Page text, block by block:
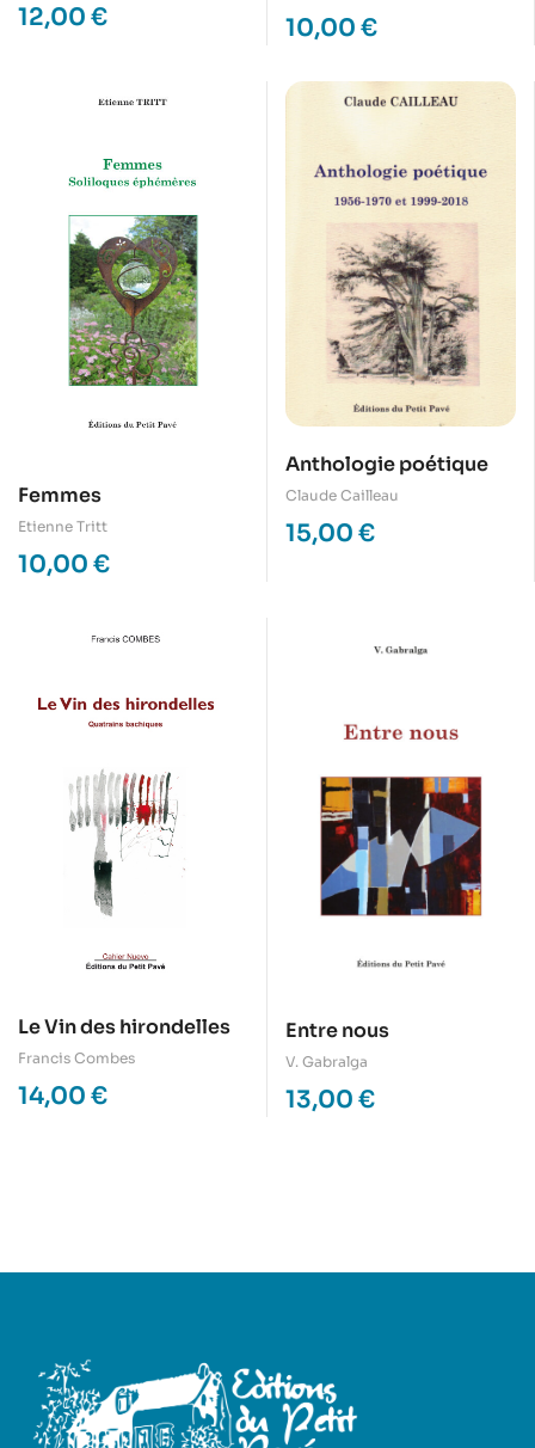
12,00 € 10,00 €
Femmes
Etienne Tritt
10,00 €
Anthologie poétique
Claude Cailleau
15,00 €
Le Vin des hirondelles
Francis Combes
14,00 €
Entre nous
V. Gabralga
13,00 €